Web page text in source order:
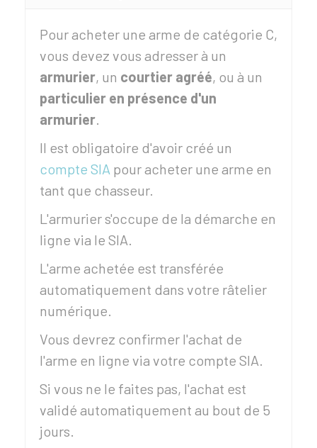
Pour acheter une arme de catégorie C,
vous devez vous adresser à un
armurier, un courtier agréé, ou à un
particulier en présence d'un
armurier.
Il est obligatoire d'avoir créé un
compte SIA pour acheter une arme en
tant que chasseur.
L'armurier s'occupe de la démarche en
ligne via le SIA.
L'arme achetée est transférée
automatiquement dans votre râtelier
numérique.
Vous devrez confirmer l'achat de
l'arme en ligne via votre compte SIA.
Si vous ne le faites pas, l'achat est
validé automatiquement au bout de 5
jours.